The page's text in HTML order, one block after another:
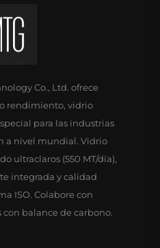
Co., Ltd. ofrece
rendimiento, vidrio
para las industrias
a nivel mundial. Vidrio
ultraclaros (550 MT/día),
integrada y calidad
ISO. Colabore con
con balance de carbono.